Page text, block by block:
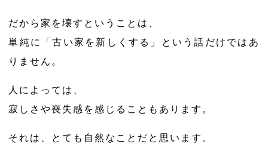
だから家を壊すということは、
単純に「古い家を新しくする」という話だけではあ
りません。
人によっては、
寂しさや喪失感を感じることもあります。
それは、とても自然なことだと思います。